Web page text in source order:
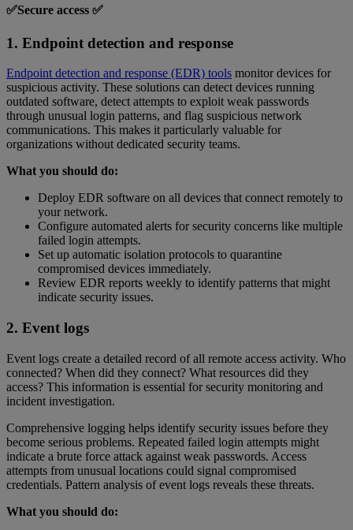
✅Secure access ✅
1. Endpoint detection and response
Endpoint detection and response (EDR) tools monitor devices for
suspicious activity. These solutions can detect devices running
outdated software, detect attempts to exploit weak passwords
through unusual login patterns, and flag suspicious network
communications. This makes it particularly valuable for
organizations without dedicated security teams.
What you should do:
Deploy EDR software on all devices that connect remotely to
your network.
Configure automated alerts for security concerns like multiple
failed login attempts.
Set up automatic isolation protocols to quarantine
compromised devices immediately.
Review EDR reports weekly to identify patterns that might
indicate security issues.
2. Event logs
Event logs create a detailed record of all remote access activity. Who
connected? When did they connect? What resources did they
access? This information is essential for security monitoring and
incident investigation.
Comprehensive logging helps identify security issues before they
become serious problems. Repeated failed login attempts might
indicate a brute force attack against weak passwords. Access
attempts from unusual locations could signal compromised
credentials. Pattern analysis of event logs reveals these threats.
What you should do: